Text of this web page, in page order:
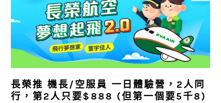
長榮推 機長/空服員 一日體驗營，2人同
行，第2人只要$888 (但第一個要5千8)